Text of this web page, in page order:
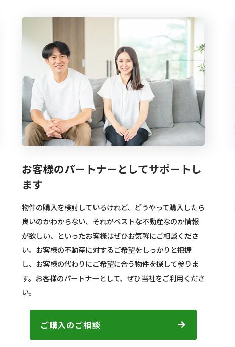
お客様のパートナーとしてサポートし
ます
物件の購入を検討しているけれど、どうやって購入したら
良いのかわからない、それがベストな不動産なのか情報
が欲しい、といったお客様はぜひお気軽にご相談くださ
い。お客様の不動産に対するご希望をしっかりと把握
し、お客様の代わりにご希望に合う物件を探して参りま
す。お客様のパートナーとして、ぜひ当社をご利用くださ
い。
ご購入のご相談